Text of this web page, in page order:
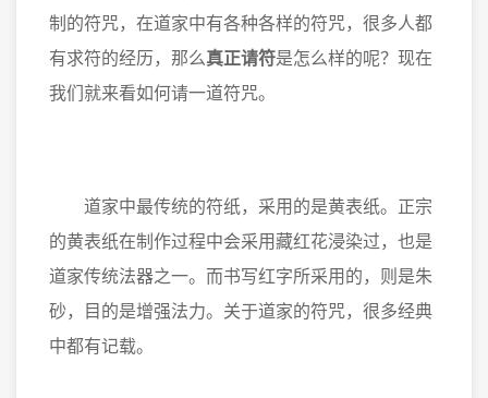
制的符咒，在道家中有各种各样的符咒，很多人都
有求符的经历，那么真正请符是怎么样的呢？现在
我们就来看如何请一道符咒。
道家中最传统的符纸，采用的是黄表纸。正宗
的黄表纸在制作过程中会采用藏红花浸染过，也是
道家传统法器之一。而书写红字所采用的，则是朱
砂，目的是增强法力。关于道家的符咒，很多经典
中都有记载。